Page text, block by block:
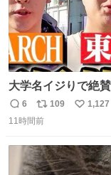
大学名イジりで絶
問題はこっちでは？ ・都内の特定企業に入るのを極度に推
奨し，それ以外の
化する ・院生が研
過去例↓
返
信
6
リ
ポ
ト
数
109
い
数
1,127
11時間前